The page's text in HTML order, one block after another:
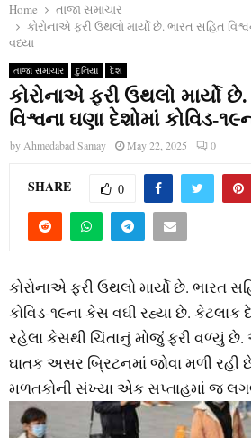
Home
તાજા સમાચાર
કોરોનાએ ફરી ઉથલો માર્યો છે. ભારત સહિત
વધ્યા
તાજા સમાચાર દુનિયા દેશ
કોરોનાએ ફરી ઉથલો માર્યો
વિશ્વના ઘણા દેશોમાં કોવિડ-
by Ahmedabad Samay May 22, 2025 0
SHARE 0
કોરોનાએ ફરી ઉથલો માર્યો છે. ભારત
કોવિડ-૧૯ના કેસ વઘી રહ્યા છે. કેટલાક
રહેલા કેસથી ચિંતાનું મોજું ફરી વળ્‍યું છે.
ઘાતક અસર બ્રિટનમાં જોવા મળી રહી
મળતકોની સંખ્‍યા એક સપ્તાહમાં જ